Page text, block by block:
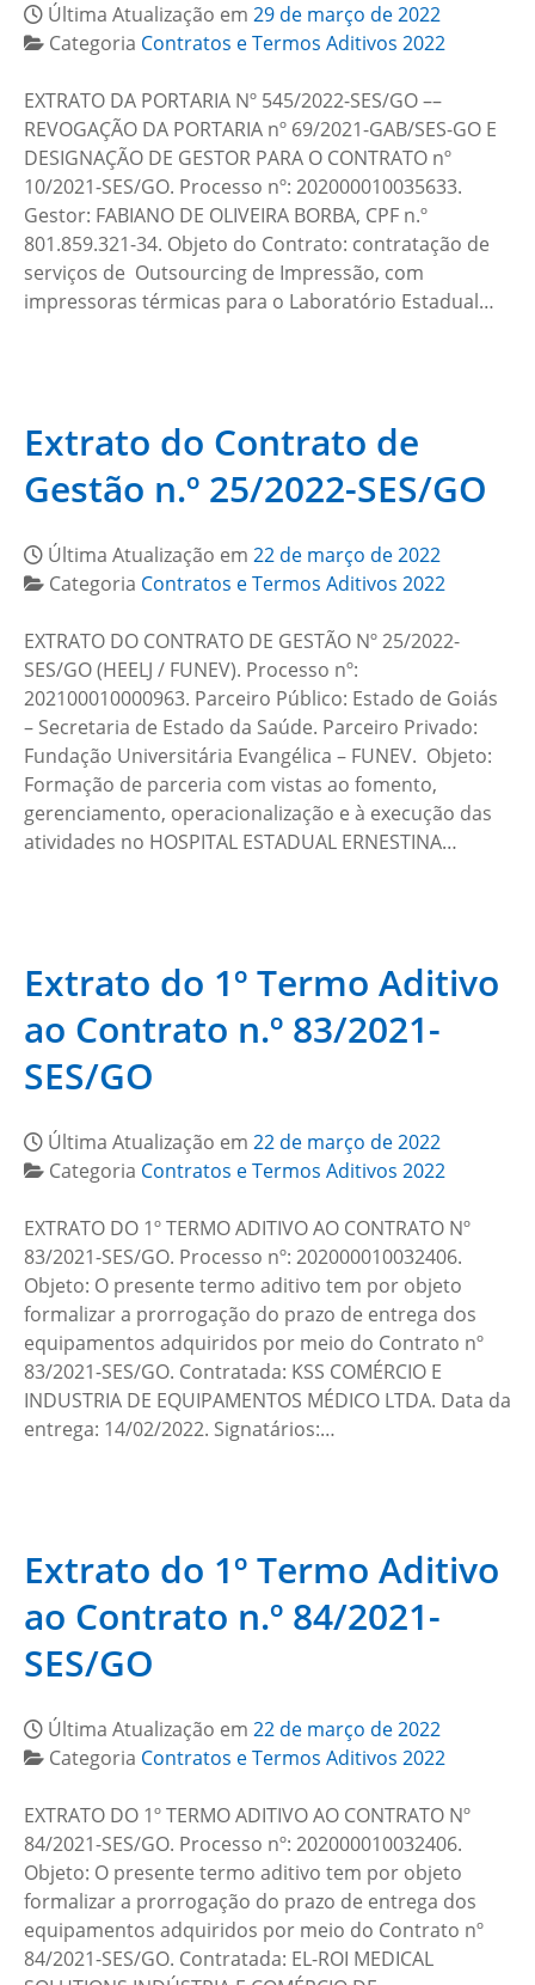
Última Atualização em 29 de março de 2022
Categoria Contratos e Termos Aditivos 2022
EXTRATO DA PORTARIA Nº 545/2022-SES/GO ––
REVOGAÇÃO DA PORTARIA nº 69/2021-GAB/SES-GO E
DESIGNAÇÃO DE GESTOR PARA O CONTRATO nº
10/2021-SES/GO. Processo nº: 202000010035633.
Gestor: FABIANO DE OLIVEIRA BORBA, CPF n.º
801.859.321-34. Objeto do Contrato: contratação de
serviços de Outsourcing de Impressão, com
impressoras térmicas para o Laboratório Estadual…
Extrato do Contrato de
Gestão n.º 25/2022-SES/GO
Última Atualização em 22 de março de 2022
Categoria Contratos e Termos Aditivos 2022
EXTRATO DO CONTRATO DE GESTÃO Nº 25/2022-
SES/GO (HEELJ / FUNEV). Processo nº:
202100010000963. Parceiro Público: Estado de Goiás
– Secretaria de Estado da Saúde. Parceiro Privado:
Fundação Universitária Evangélica – FUNEV. Objeto:
Formação de parceria com vistas ao fomento,
gerenciamento, operacionalização e à execução das
atividades no HOSPITAL ESTADUAL ERNESTINA…
Extrato do 1º Termo Aditivo
ao Contrato n.º 83/2021-
SES/GO
Última Atualização em 22 de março de 2022
Categoria Contratos e Termos Aditivos 2022
EXTRATO DO 1º TERMO ADITIVO AO CONTRATO Nº
83/2021-SES/GO. Processo nº: 202000010032406.
Objeto: O presente termo aditivo tem por objeto
formalizar a prorrogação do prazo de entrega dos
equipamentos adquiridos por meio do Contrato nº
83/2021-SES/GO. Contratada: KSS COMÉRCIO E
INDUSTRIA DE EQUIPAMENTOS MÉDICO LTDA. Data da
entrega: 14/02/2022. Signatários:…
Extrato do 1º Termo Aditivo
ao Contrato n.º 84/2021-
SES/GO
Última Atualização em 22 de março de 2022
Categoria Contratos e Termos Aditivos 2022
EXTRATO DO 1º TERMO ADITIVO AO CONTRATO Nº
84/2021-SES/GO. Processo nº: 202000010032406.
Objeto: O presente termo aditivo tem por objeto
formalizar a prorrogação do prazo de entrega dos
equipamentos adquiridos por meio do Contrato nº
84/2021-SES/GO. Contratada: EL-ROI MEDICAL